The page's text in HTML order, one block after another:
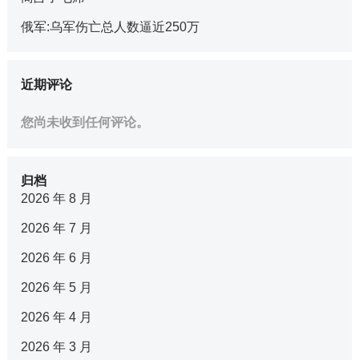
俄军:乌军伤亡总人数逼近250万
近期评论
您尚未收到任何评论。
归档
2026 年 8 月
2026 年 7 月
2026 年 6 月
2026 年 5 月
2026 年 4 月
2026 年 3 月